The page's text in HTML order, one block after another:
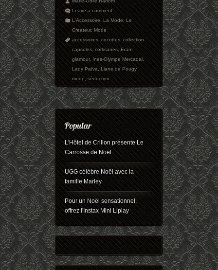
Leave a comment
L'Accessoire,La Mode,Le
Créateur,Mode
accessoires,cocottes,collection
capsules,cortisanes,Eram,
glamour,Ines-Olympe Mercadal,
Lady Païva,Liane de Pougy,
mode,séduction
L'Hôtel de Crillon présente Le
Carrosse de Noël
UGG célèbre Noël avec la
famille Marley
Pour un Noël sensationnel,
offrez l'Instax Mini Liplay